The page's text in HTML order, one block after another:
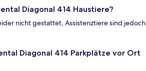
Diagonal 414 Haustiere?
nicht gestattet, Assistenztiere sind jedoch
Diagonal 414 Parkplätze vor Ort